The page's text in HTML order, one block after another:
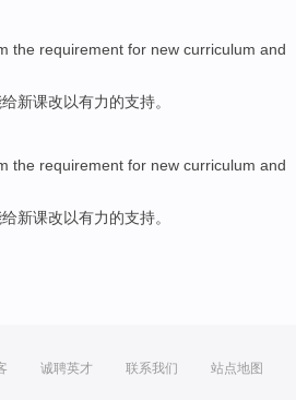
the requirement for new curriculum and
给新课改以有力的支持。
the requirement for new curriculum and
给新课改以有力的支持。
诚聘英才 联系我们 站点地图